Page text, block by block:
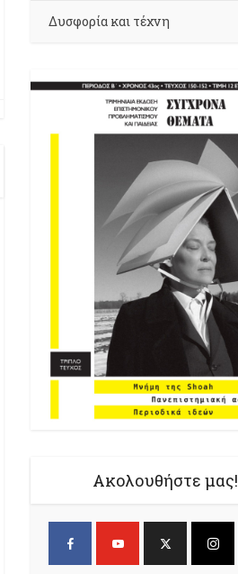
Δυσφορία και τέχνη
Ακολουθήστε μας!